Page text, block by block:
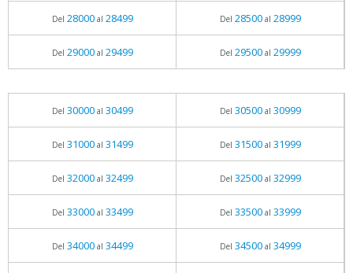
Del 28000al 28499 Del 28500al 28999
Del 29000al 29499 Del 29500al 29999
Del 30000al 30499 Del 30500al 30999
Del 31000al 31499 Del 31500al 31999
Del 32000al 32499 Del 32500al 32999
Del 33000al 33499 Del 33500al 33999
Del 34000al 34499 Del 34500al 34999